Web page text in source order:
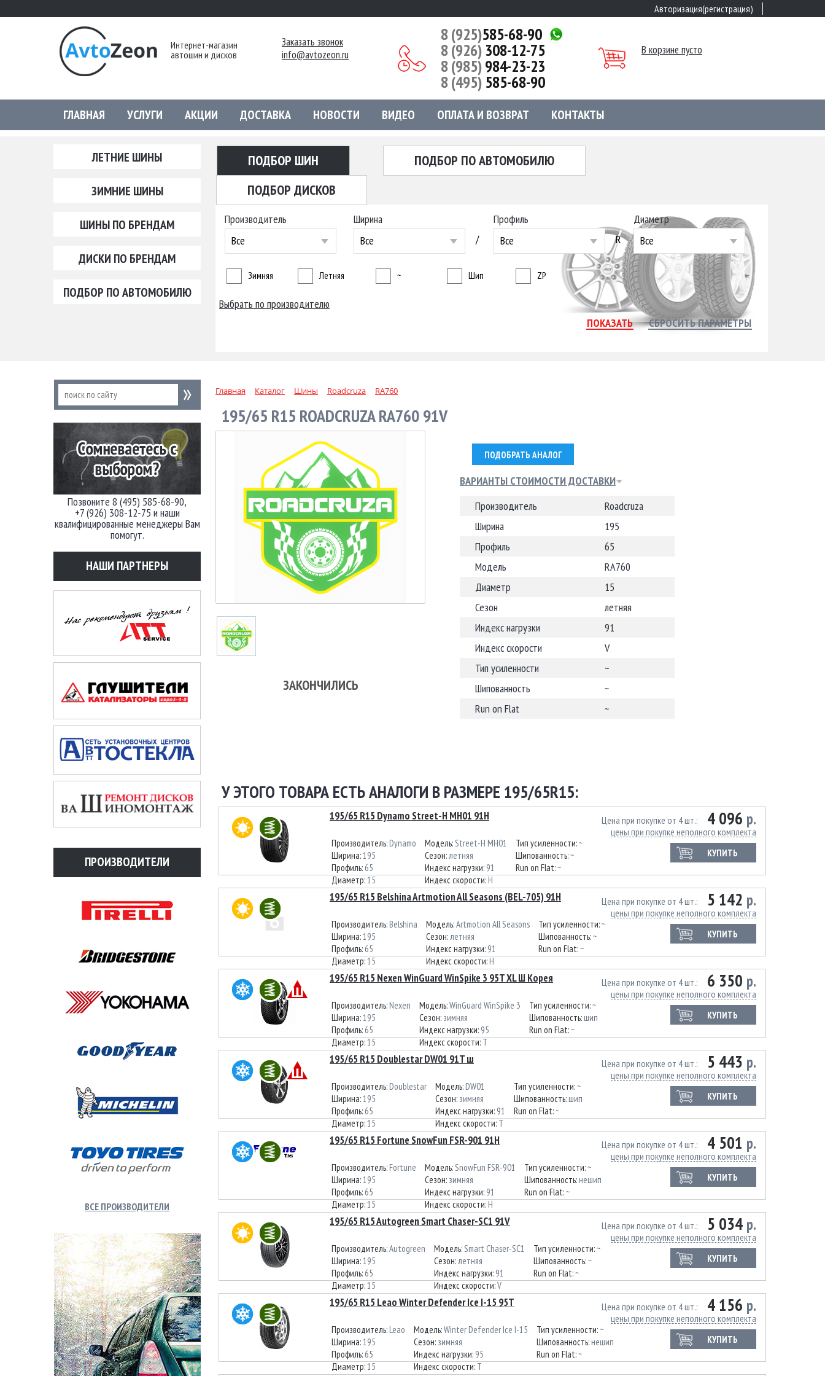
Авторизация(регистрация)
Интернет-магазин
автошин и дисков
Заказать звонок
info@avtozeon.ru
8 (925)585-68-90
8 (926) 308-12-75
8 (985)984-23-23
8 (495) 585-68-90
В корзине пусто
ГЛАВНАЯ УСЛУГИ АКЦИИ ДОСТАВКА НОВОСТИ ВИДЕО ОПЛАТА И ВОЗВРАТ КОНТАКТЫ
ЛЕТНИЕ ШИНЫ
ЗИМНИЕ ШИНЫ
ШИНЫ ПО БРЕНДАМ
ДИСКИ ПО БРЕНДАМ
ПОДБОР ПО АВТОМОБИЛЮ
ПОДБОР ШИН
ПОДБОР ПО АВТОМОБИЛЮ
ПОДБОР ДИСКОВ
Производитель
Все
Ширина
Все
/
Профиль
Все
R
Диаметр
Все
Зимняя Летняя ~ Шип ZP
Выбрать по производителю
Позвоните 8 (495) 585-68-90,
+7 (926) 308-12-75 и наши
квалифицированные менеджеры Вам
помогут.
НАШИ ПАРТНЕРЫ
ПРОИЗВОДИТЕЛИ
ВСЕ ПРОИЗВОДИТЕЛИ
Главная Каталог Шины Roadcruza RA760
195/65 R15 ROADCRUZA RA760 91V
ЗАКОНЧИЛИСЬ
ПОДОБРАТЬ АНАЛОГ
ВАРИАНТЫ СТОИМОСТИ ДОСТАВКИ
Производитель
Roadcruza
Ширина
195
Профиль
65
Модель
RA760
Диаметр
15
Сезон
летняя
Индекс нагрузки
91
Индекс скорости
V
Тип усиленности
~
Шипованность
~
Run on Flat
~
У ЭТОГО ТОВАРА ЕСТЬ АНАЛОГИ В РАЗМЕРЕ 195/65R15:
195/65 R15 Dynamo Street-H MH01 91H 4 096 р.
Цена при покупке от 4 шт.
цены при покупке неполного комплекта
КУПИТЬ
Производитель: Dynamo
Ширина:195
Профиль: 65
Диаметр:15
Модель:Street-H MH01
Сезон:летняя
Индекс нагрузки: 91
Индекс скорости: H
Тип усиленности:~
Шипованность:~
Run on Flat:~
195/65 R15 Belshina Artmotion All Seasons (BEL-705) 91H 5 142 р.
Цена при покупке от 4 шт.
цены при покупке неполного комплекта
КУПИТЬ
Производитель: Belshina
Ширина:195
Профиль: 65
Диаметр:15
Модель:Artmotion All Seasons
Сезон:летняя
Индекс нагрузки: 91
Индекс скорости: H
Тип усиленности:~
Шипованность:~
Run on Flat:~
195/65 R15 Nexen WinGuard WinSpike 3 95T XL Ш Корея 6 350 р.
Цена при покупке от 4 шт.
цены при покупке неполного комплекта
КУПИТЬ
Производитель: Nexen
Ширина:195
Профиль: 65
Диаметр:15
Модель:WinGuard WinSpike 3
Сезон: зимняя
Индекс нагрузки: 95
Индекс скорости: T
Тип усиленности:~
Шипованность: шип
Run on Flat:~
195/65 R15 Doublestar DW01 91T ш 5 443 р.
Цена при покупке от 4 шт.
цены при покупке неполного комплекта
КУПИТЬ
Производитель: Doublestar
Ширина:195
Профиль: 65
Диаметр:15
Модель: DW01
Сезон: зимняя
Индекс нагрузки: 91
Индекс скорости: T
Тип усиленности:~
Шипованность: шип
Run on Flat:~
195/65 R15 Fortune SnowFun FSR-901 91H 4 501 р.
Цена при покупке от 4 шт.
цены при покупке неполного комплекта
КУПИТЬ
Производитель: Fortune
Ширина:195
Профиль: 65
Диаметр:15
Модель:SnowFun FSR-901
Сезон: зимняя
Индекс нагрузки: 91
Индекс скорости: H
Тип усиленности:~
Шипованность: нешип
Run on Flat:~
195/65 R15 Autogreen Smart Chaser-SC1 91V 5 034 р.
Цена при покупке от 4 шт.
цены при покупке неполного комплекта
КУПИТЬ
Производитель:Autogreen
Ширина:195
Профиль: 65
Диаметр:15
Модель:Smart Chaser-SC1
Сезон:летняя
Индекс нагрузки: 91
Индекс скорости:V
Тип усиленности:~
Шипованность:~
Run on Flat:~
195/65 R15 Leao Winter Defender Ice I-15 95T 4 156 р.
Цена при покупке от 4 шт.
цены при покупке неполного комплекта
КУПИТЬ
Производитель: Leao
Ширина:195
Профиль: 65
Диаметр:15
Модель:Winter Defender Ice I-15
Сезон: зимняя
Индекс нагрузки: 95
Индекс скорости: T
Тип усиленности:~
Шипованность: нешип
Run on Flat:~